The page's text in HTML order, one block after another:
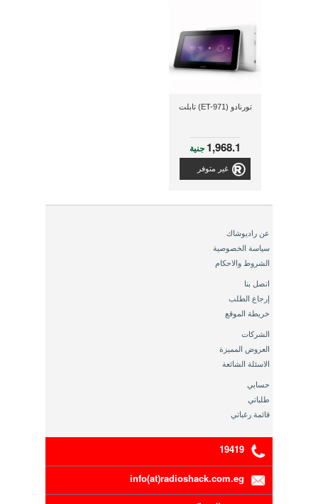
تورنادو (ET-971) تابلت
1,968.1 جنية
غير متوفر
عن راديوشاك
سياسة الخصوصية
الشروط والاحكام
اتصل بنا
إرجاع الطلب
خريطة الموقع
الشركات
العروض المميزة
الاسئلة الشائعة
حسابي
طلباتي
قائمة رغباتي
19419
info(at)radioshack.com.eg